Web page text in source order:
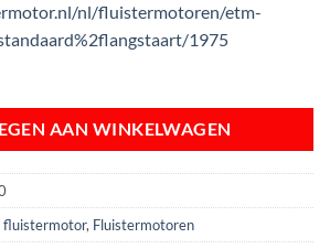
nl/fluistermotoren/etm-
1975
AAN WINKELWAGEN
fluistermotor, Fluistermotoren